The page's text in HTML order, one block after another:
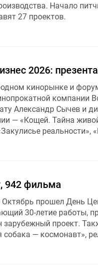
Начало
27 проектов.
2026:
кинорынке и
компании
Александр Сычев и
— «Кощей. Тайна
реальности»,
942 фильма
Октябрь прошел День
30-летие работы,
зарубежный проект.
— космонавт»,